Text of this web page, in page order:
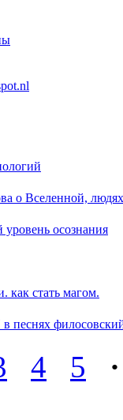
о Вселенной,
осознания
как стать магом.
филосовский
4 5